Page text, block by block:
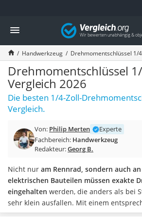
Die beliebtesten Vergleiche nach Kategorie
Baumarkt
Tresor feuerfest
Makita-Akku-Rasenmäher
Kappsäge
Smartes Türschloss
Akku-Rasentrimmer
Feuchtigkeitsmessgerät
Split-Klimaanlage 2 Innengeräte
Bohrmaschine
Tiefbrunnenpumpe
Hochdruckreiniger
Doppelschleifer
Überwachungskamera
Benzinrasenmäher mit Elektrostart
Akku-Laubsauger
Vergleich
Handwerkzeug Drehmomentschlüssel 1/
Drehmomentschlüssel
Vergleich 2026
Die besten 1/4-Zoll-
Vergleich.
Von: Philip Merten
Experte
Fachbereich: Handwerkzeug
Redakteur:Georg B.
Nicht nur am Rennrad, sondern auch
elektrischen Bauteilen müssen exakte
eingehalten werden, die anders als bei
sehr klein ausfallen. Mit einem
Drehmomentschlüssel mit 1/4 Zoll